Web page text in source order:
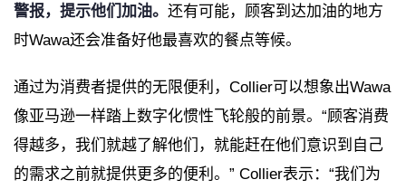
警报，提示他们加油。 还有可能，顾客到达加油的地方
时Wawa还会准备好他最喜欢的餐点等候。
通过为消费者提供的无限便利，Collier可以想象出Wawa
像亚马逊一样踏上数字化惯性飞轮般的前景。“顾客消费
得越多，我们就越了解他们，就能赶在他们意识到自己
的需求之前就提供更多的便利。” Collier表示：“我们为